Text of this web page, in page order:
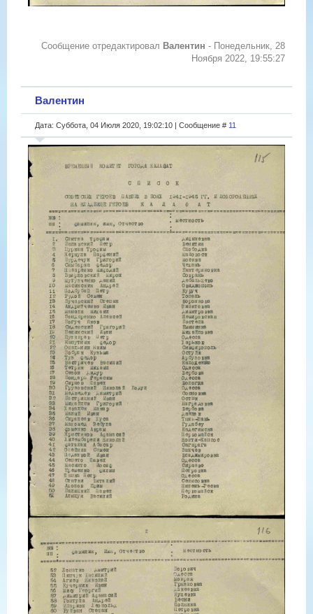
Сообщение отредактировал Валентин - Понедельник, 28
Ноября 2022, 19:55:27
Валентин
Дата: Суббота, 04 Июля 2020, 19:02:10 | Сообщение # 11